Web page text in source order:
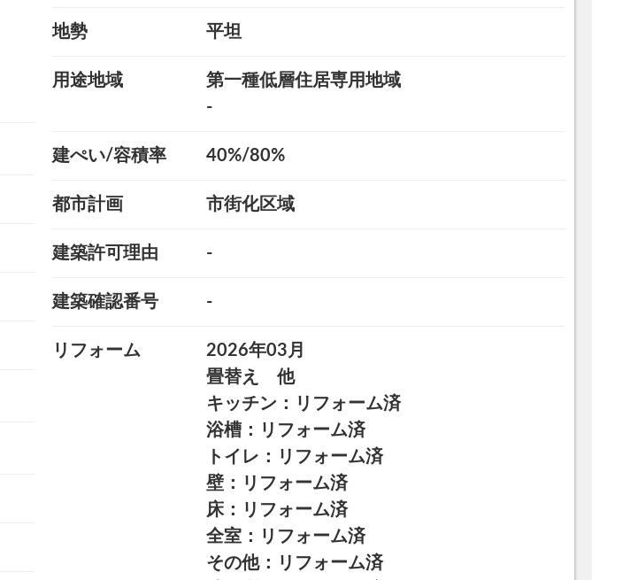
地勢 平坦
用途地域
第一種低層住居専用地域
-
建ぺい/容積率 40%/80%
都市計画 市街化区域
建築許可理由 -
建築確認番号 -
リフォーム
2026年03月
畳替え 他
キッチン：リフォーム済
浴槽：リフォーム済
トイレ：リフォーム済
壁：リフォーム済
床：リフォーム済
全室：リフォーム済
その他：リフォーム済